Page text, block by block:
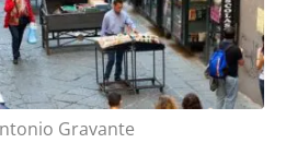
Gravante